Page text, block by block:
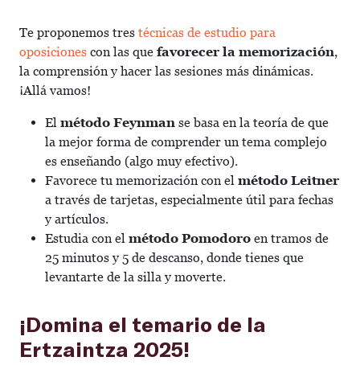
Te proponemos tres técnicas de estudio para
oposiciones con las que favorecer la memorización,
la comprensión y hacer las sesiones más dinámicas.
¡Allá vamos!
El método Feynman se basa en la teoría de que
la mejor forma de comprender un tema complejo
es enseñando (algo muy efectivo).
Favorece tu memorización con el método Leitner
a través de tarjetas, especialmente útil para fechas
y artículos.
Estudia con el método Pomodoro en tramos de
25 minutos y 5 de descanso, donde tienes que
levantarte de la silla y moverte.
¡Domina el temario de la
Ertzaintza 2025!